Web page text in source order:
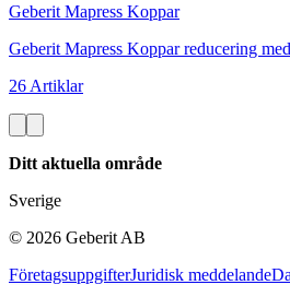
Geberit Mapress Koppar
Geberit Mapress Koppar reducering
26 Artiklar
Ditt aktuella område
Sverige
© 2026 Geberit AB
FöretagsuppgifterJuridisk meddelande